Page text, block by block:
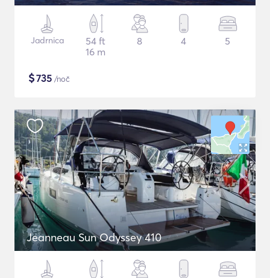
Jadrnica
54 ft
16 m
8 4 5
$735 /noč
Jeanneau Sun Odyssey 410